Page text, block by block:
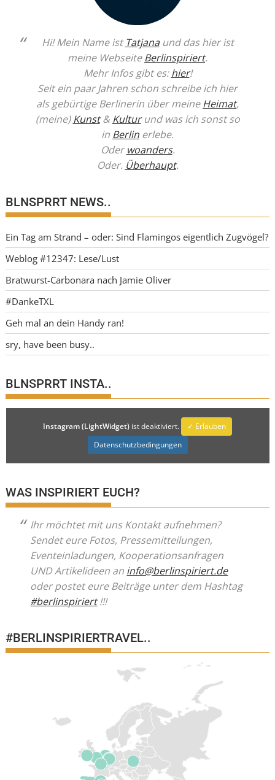
Hi! Mein Name ist Tatjanaund das hier ist
meine WebseiteBerlinspiriert.
Mehr Infos gibt es:hier!
Seit ein paar Jahren schon schreibe ich hier
als gebürtige Berlinerin über meineHeimat,
(meine)Kunst& Kulturund was ich sonst so
in Berlin erlebe.
Oderwoanders.
Oder. Überhaupt.
BLNSPRRT NEWS..
Ein Tag am Strand – oder: Sind Flamingos eigentlich Zugvögel?
Weblog #12347: Lese/Lust
Bratwurst-Carbonara nach Jamie Oliver
#DankeTXL
Geh mal an dein Handy ran!
sry, have been busy..
BLNSPRRT INSTA..
Instagram (LightWidget) ist deaktiviert.
✓ Erlauben
Datenschutzbedingungen
WAS INSPIRIERT EUCH?
Ihr möchtet mit uns Kontakt aufnehmen?
Sendet eure Fotos, Pressemitteilungen,
Eventeinladungen, Kooperationsanfragen
UND Artikelideen an info@berlinspiriert.de
oder postet eure Beiträge unter dem Hashtag
#berlinspiriert!!!
#BERLINSPIRIERTRAVEL..